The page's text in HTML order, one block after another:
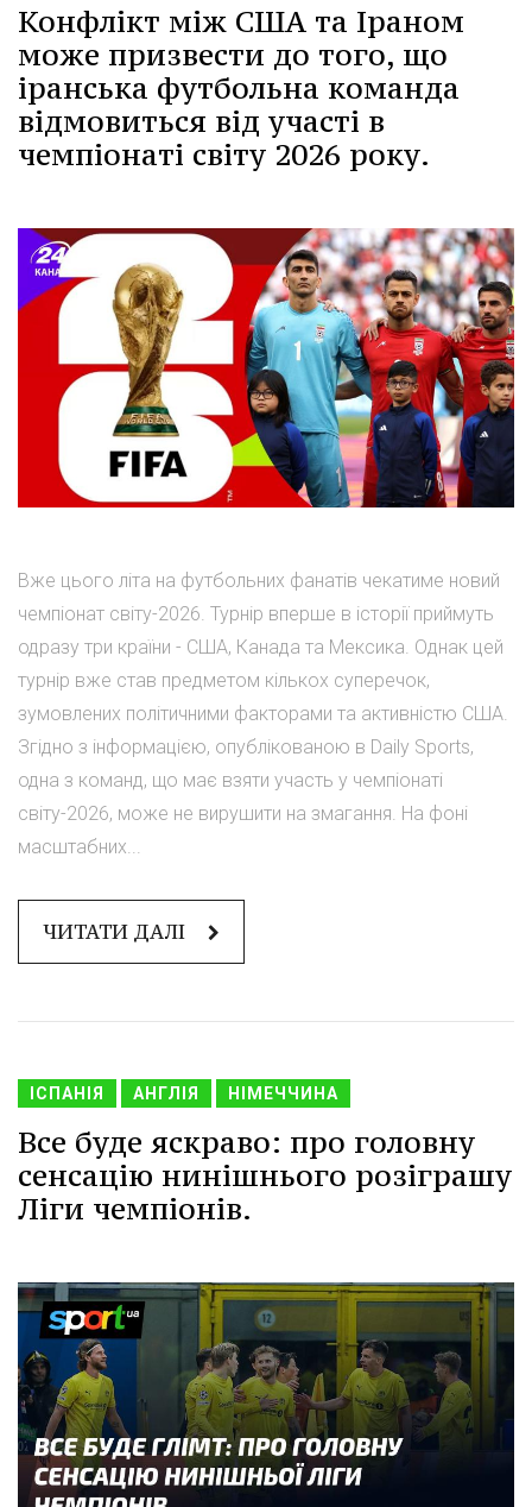
Конфлікт між США та Іраном
може призвести до того, що
іранська футбольна команда
відмовиться від участі в
чемпіонаті світу 2026 року.
Вже цього літа на футбольних фанатів чекатиме новий
чемпіонат світу-2026. Турнір вперше в історії приймуть
одразу три країни - США, Канада та Мексика. Однак цей
турнір вже став предметом кількох суперечок,
зумовлених політичними факторами та активністю США.
Згідно з інформацією, опублікованою в Daily Sports,
одна з команд, що має взяти участь у чемпіонаті
світу-2026, може не вирушити на змагання. На фоні
масштабних...
ЧИТАТИ ДАЛІ
ІСПАНІЯ АНГЛІЯ НІМЕЧЧИНА
Все буде яскраво: про головну
сенсацію нинішнього розіграшу
Ліги чемпіонів.